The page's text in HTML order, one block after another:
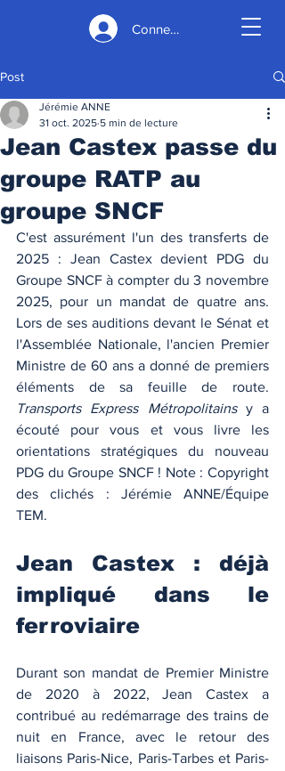
Connexion
Post
Jean Castex passe du
groupe RATP au
groupe SNCF
Jérémie ANNE
31 oct. 2025 5 min de lecture
C'est assurément l'un des transferts de
2025 : Jean Castex devient PDG du
Groupe SNCF à compter du 3 novembre
2025, pour un mandat de quatre ans.
Lors de ses auditions devant le Sénat et
l'Assemblée Nationale, l'ancien Premier
Ministre de 60 ans a donné de premiers
Transports Express Métropolitains y a
écouté pour vous et vous livre les
orientations stratégiques du nouveau
PDG du Groupe SNCF ! Note : Copyright
des clichés : Jérémie ANNE/Équipe
TEM.
Jean Castex : déjà
impliqué dans le
ferroviaire
Durant son mandat de Premier Ministre
de 2020 à 2022, Jean Castex a
contribué au redémarrage des trains de
nuit en France, avec le retour des
liaisons Paris-Nice, Paris-Tarbes et Paris-